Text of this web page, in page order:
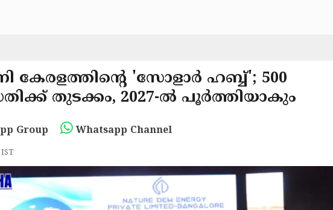
കേരളത്തിന്റെ 'സോളാർ ഹബ്ബ്'; 500
തുടക്കം, 2027-ൽ പൂർത്തിയാകും
Group Whatsapp Channel
IST